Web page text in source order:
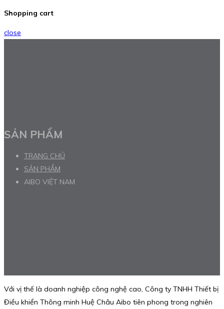
Shopping cart
close
SẢN PHẨM
TRANG CHỦ
SẢN PHẨM
AIBO VIỆT NAM
Với vị thế là doanh nghiệp công nghệ cao, Công ty TNHH Thiết bị
Điều khiển Thông minh Huệ Châu Aibo tiên phong trong nghiên